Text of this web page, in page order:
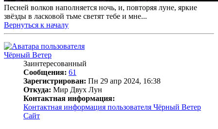
Песней волков наполняется ночь, и, повторяя луне, яркие
звёзды в ласковой тьме светят тебе и мне...
Вернуться к началу
Чёрный Ветер
Заинтересованный
Сообщения: 61
Зарегистрирован: Пн 29 апр 2024, 16:38
Откуда: Мир Двух Лун
Контактная информация:
Контактная информация пользователя Чёрный Ветер
Сайт